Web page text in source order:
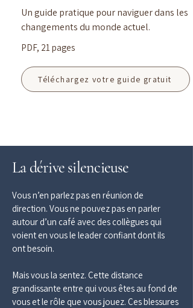
Un guide pratique pour naviguer dans les
changements du monde actuel.
PDF, 21 pages
Téléchargez votre guide gratuit
La dérive silencieuse
Vous n’en parlez pas en réunion de
direction. Vous ne pouvez pas en parler
autour d’un café avec des collègues qui
voient en vous le leader confiant dont ils
ont besoin.
Mais vous la sentez. Cette distance
grandissante entre qui vous êtes au fond de
vous et le rôle que vous jouez. Ces blessures